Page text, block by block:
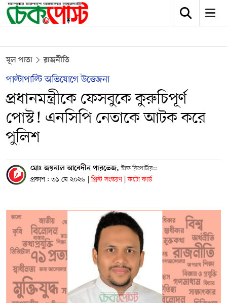
মূল পাতা রাজনীতি
পাল্টাপাল্টি অভিযোগে উত্তেজনা
প্রধানমন্ত্রীকে ফেসবুকে কুরুচিপূর্ণ
পোস্ট! এনসিপি নেতাকে আটক করে
পুলিশ
মোঃ জয়নাল আবেদীন পারভেজ,স্টাফ রিপোর্টার::
প্রকাশ : ৩১ মে ২০২৬ | প্রিন্ট সংস্করণ | ফটো কার্ড